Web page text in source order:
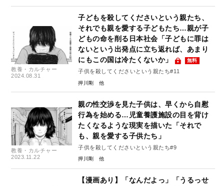
教養・カルチャー
2024.08.31
子どもを殺してくださいという親たち、
それでも親を愛する子どもたち…親が子
どもの命を削る日本社会「子どもに罪は
ないという出発点に立ち返れば、あまり
にもこの国は冷たくないか」
無料
子供を殺してくださいという親たち#11
押川剛
教養・カルチャー
2023.11.22
親の性交渉を見た子供は、早くから自慰
行為を始める…児童養護施設の目を背け
たくなるような現実を描いた「それで
も、親を愛する子供たち」
子供を殺してくださいという親たち#9
押川剛
【漫画あり】「なんだよっ」「うるっせ